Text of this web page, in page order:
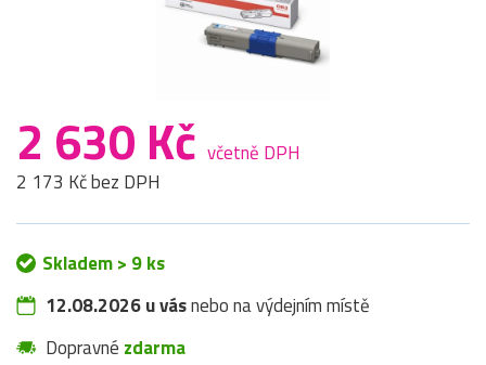
2 630 Kč včetně DPH
2 173 Kč bez DPH
Skladem > 9 ks
12.08.2026 u vásnebo na výdejním místě
Dopravné zdarma